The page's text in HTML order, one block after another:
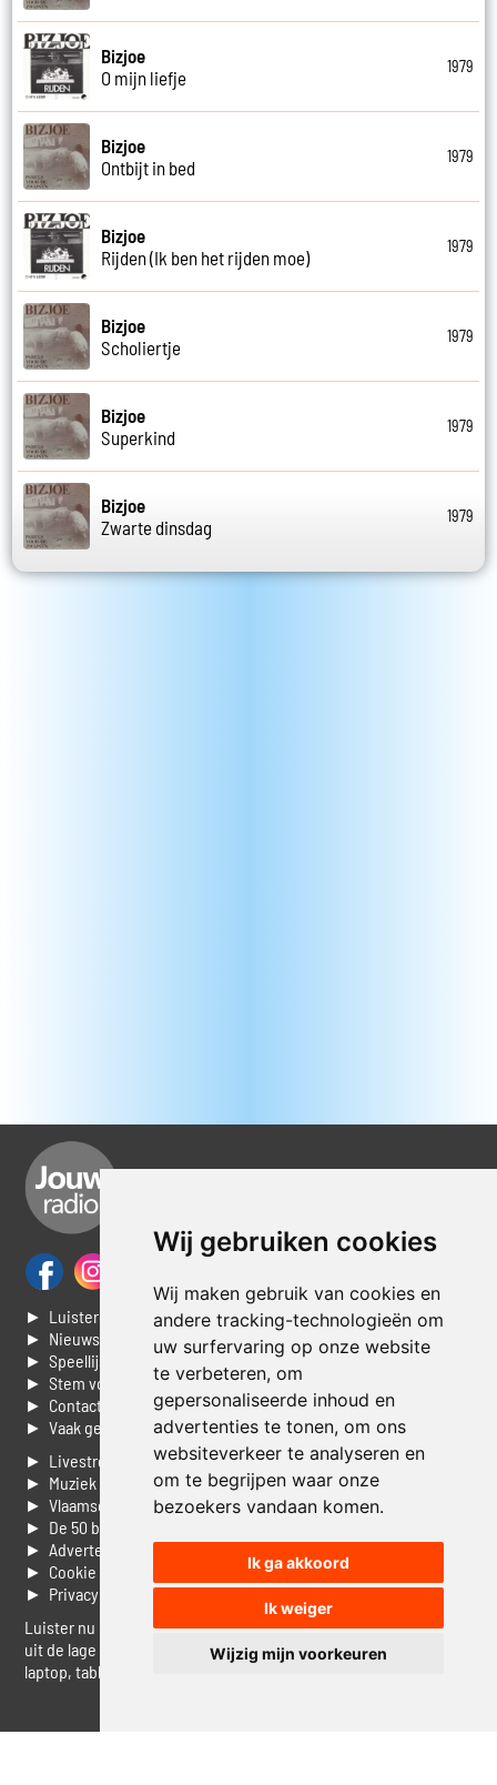
Wij gebruiken cookies
Wij maken gebruik van cookies en
andere tracking-technologieën om
uw surfervaring op onze website
te verbeteren, om
gepersonaliseerde inhoud en
advertenties te tonen, om ons
websiteverkeer te analyseren en
om te begrijpen waar onze
bezoekers vandaan komen.
Ik ga akkoord
Ik weiger
Wijzig mijn voorkeuren
Bizjoe
O mijn liefje
1979
Bizjoe
Ontbijt in bed
1979
Bizjoe
Rijden (Ik ben het rijden moe)
1979
Bizjoe
Scholiertje
1979
Bizjoe
Superkind
1979
Bizjoe
Zwarte dinsdag
1979
► Luisteren naar Jouwradio
► Nieuws
► Speellijst
► Stem voor de Dag top 3
► Contacteer ons
► Vaak gestelde vragen
► Livestream informatie
► Muziek opzoeken
► Vlaamse 100 Aller tijden
► De 50 beste van...
► Adverteren op Jouwradio
► Cookie voorkeuren wijzigen
► Privacyinformatie
Luister nu naar Jouwradio! De beste Nederlandstalige muziek
uit de lage landen hoor je hier al 20 jaar. In digitale kwaliteit op je
laptop, tablet of smartphone.